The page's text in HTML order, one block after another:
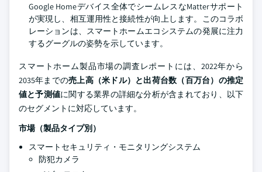
Google Homeデバイス全体でシームレスなMatterサポート
が実現し、相互運用性と接続性が向上します。このコラボ
レーションは、スマートホームエコシステムの発展に注力
するグーグルの姿勢を示しています。
スマートホーム製品市場の調査レポートには、2022年から
2035年までの売上高（米ドル）と出荷台数（百万台）の推定
値と予測値に関する業界の詳細な分析が含まれており、以下
のセグメントに対応しています。
市場（製品タイプ別）
スマートセキュリティ・モニタリングシステム
防犯カメラ